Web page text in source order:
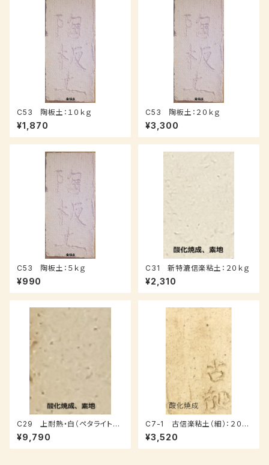
C53 陶板土：１０ｋｇ
¥1,870
C53 陶板土：２０ｋｇ
¥3,300
C53 陶板土：５ｋｇ
¥990
C31 新特漉信楽粘土：２０ｋｇ
¥2,310
C29 上耐熱・白（ペタライト入
り）：２０ｋｇ
¥9,790
C7-1 古信楽粘土（細）：２０ｋ
ｇ
¥3,520